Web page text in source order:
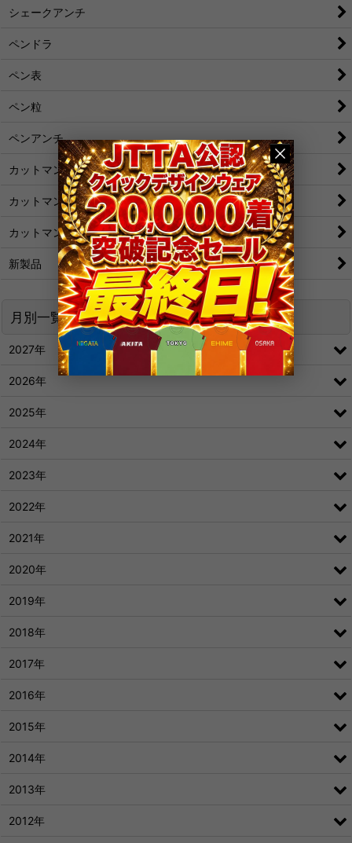
シェークアンチ
ペンドラ
ペン表
ペン粒
ペンアンチ
カットマン[裏]
カットマン[表/変化表]
カットマン[粒/アンチ]
新製品
月別一覧
2027年
2026年
2025年
2024年
2023年
2022年
2021年
2020年
2019年
2018年
2017年
2016年
2015年
2014年
2013年
2012年